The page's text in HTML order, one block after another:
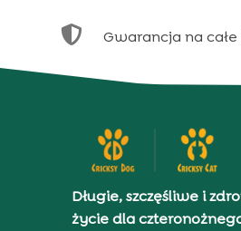
 Gwarancja na
Długie, szczęśliwe i
życie dla